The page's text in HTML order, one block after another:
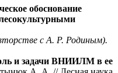
обоснование
с А. Р. Родиным).
и задачи ВНИИЛМ в ее